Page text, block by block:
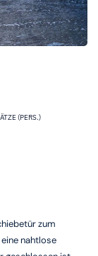
(PERS.)
zum
nahtlose